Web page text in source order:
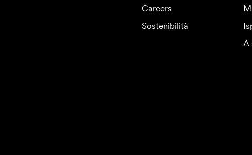
Careers
Sostenibilità